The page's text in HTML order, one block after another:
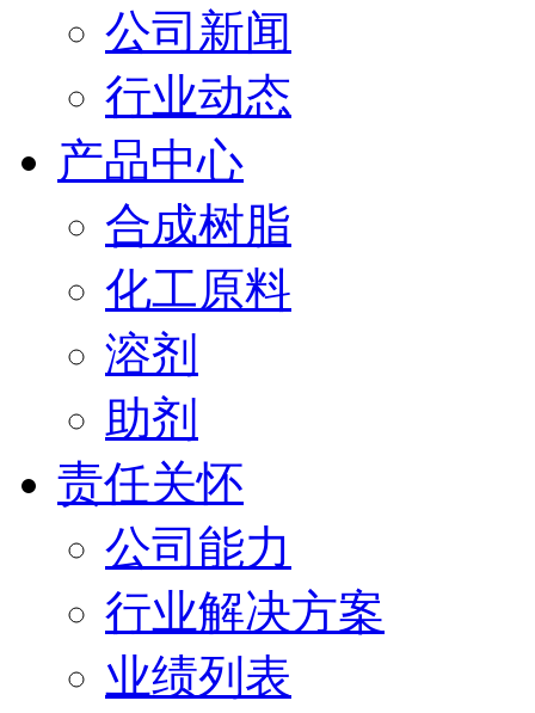
公司新闻
行业动态
产品中心
合成树脂
化工原料
溶剂
助剂
责任关怀
公司能力
行业解决方案
业绩列表